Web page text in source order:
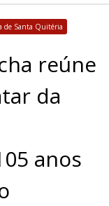
de Santa Quitéria
reúne
da
anos